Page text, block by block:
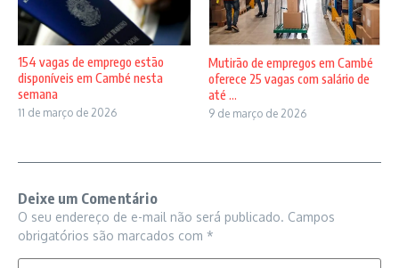
154 vagas de emprego estão
disponíveis em Cambé nesta
semana
11 de março de 2026
Mutirão de empregos em Cambé
oferece 25 vagas com salário de
até ...
9 de março de 2026
Deixe um Comentário
O seu endereço de e-mail não será publicado. Campos
obrigatórios são marcados com *